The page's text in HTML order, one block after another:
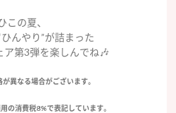
この夏、
ひんやり”が詰まった
ア第3弾を楽しんでね🎶
異なる場合がございます。
の消費税8%で表記しています。